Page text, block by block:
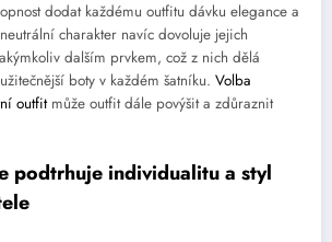
dodat každému outfitu dávku elegance a
charakter navíc dovoluje jejich
dalším prvkem, což z nich dělá
boty v každém šatníku. Volba
outfitmůže outfit dále povýšit a zdůraznit
podtrhuje individualitu a styl